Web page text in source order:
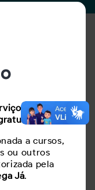
oferecidos
a cursos,
ou outros
pela
Já.